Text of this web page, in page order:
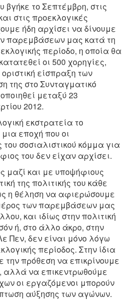
το Σεπτέμβρη, στις
στις προεκλογικές
ήδη αρχίσει να δίνουμε
παρεμβάσεων μας κατά τη
περίοδο, η οποία θα
οι 500 χορηγίες,
είσπραξη των
της στο Συνταγματικό
μεταξύ 23
2012.
εκστρατεία το
εποχή που οι
σοσιαλιστικού κόμμα για
του δεν είχαν αρχίσει.
μαζί και με υποψήφιους
της πολιτικής του κάθε
η θέληση να αφιερώσουμε
των παρεμβάσεων μας
και ιδίως στην πολιτική
ή, στο άλλο άκρο, στην
Πεν, δεν είναι μόνο λόγω
περίοδος. Στην ίδια
την πρόθεση να επικρίνουμε
αλλά να επικεντρωθούμε
οι εργαζόμενοι μπορούν
αύξησης των αγώνων.